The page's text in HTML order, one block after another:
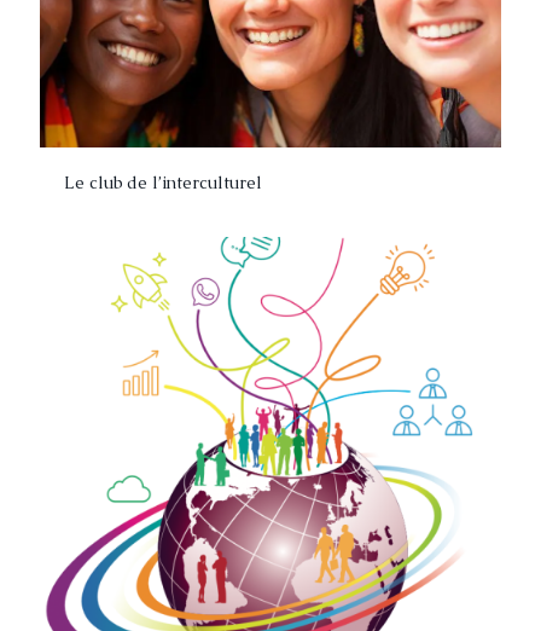
Le club de l’interculturel